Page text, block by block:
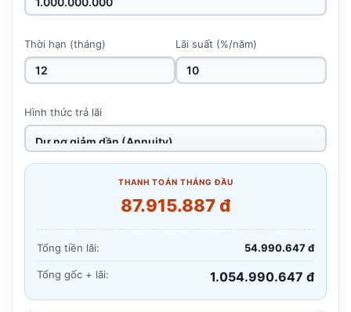
Thời hạn (tháng) Lãi suất (%/năm)
Hình thức trả lãi
THANH TOÁN THÁNG ĐẦU
87.915.887 đ
Tổng tiền lãi: 54.990.647 đ
Tổng gốc + lãi: 1.054.990.647 đ